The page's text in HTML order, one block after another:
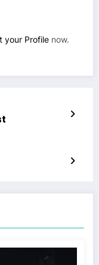
your Profile now.